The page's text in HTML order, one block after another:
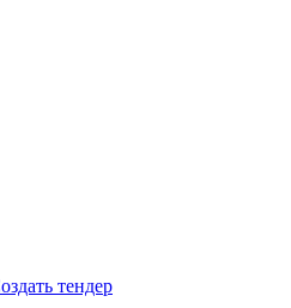
тендер